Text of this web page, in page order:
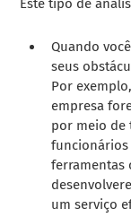
Este tipo de
Quando
seus
Por
empresa
por meio de
funcionários
ferramentas
um serviço